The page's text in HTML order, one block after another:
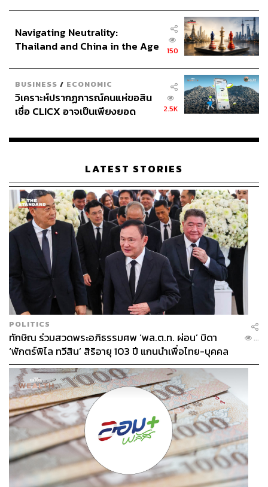
Navigating Neutrality:
Thailand and China in the Age
150
BUSINESS / ECONOMIC
วิเคราะห์ปรากฏการณ์คนแห่ขอสิน
เชื่อ CLICX อาจเป็นเพียงยอด
เรือนไทยที่ถูกซุกไว้
2.5K
LATEST STORIES
POLITICS
ทักษิณ ร่วมสวดพระอภิธรรมศพ ‘พล.ต.ท. ผ่อน’ บิดา
‘พักตร์พิไล ทวีสิน’ สิริอายุ 103 ปี แกนนำเพื่อไทย-บุคคล
หลากวงการร่วมอาลัย
...